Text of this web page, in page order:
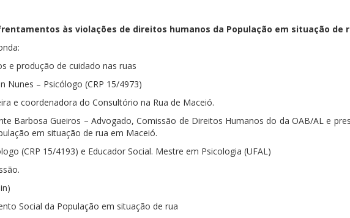
às violações de direitos humanos da População em situação de
e produção de cuidado nas ruas
Nunes – Psicólogo (CRP 15/4973)
e coordenadora do Consultório na Rua de Maceió.
Barbosa Gueiros – Advogado, Comissão de Direitos Humanos do da OAB/AL e
em situação de rua em Maceió.
(CRP 15/4193) e Educador Social. Mestre em Psicologia (UFAL)
Social da População em situação de rua